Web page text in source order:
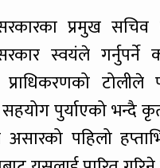
प्रमुख सचिव
स्वयंले गर्नुपर्ने
प्राधिकरणको
पुर्याएको भन्दै
पहिलो